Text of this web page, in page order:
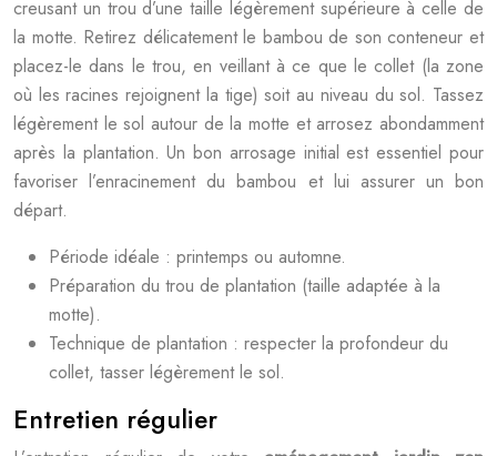
creusant un trou d’une taille légèrement supérieure à celle de
la motte. Retirez délicatement le bambou de son conteneur et
placez-le dans le trou, en veillant à ce que le collet (la zone
où les racines rejoignent la tige) soit au niveau du sol. Tassez
légèrement le sol autour de la motte et arrosez abondamment
après la plantation. Un bon arrosage initial est essentiel pour
favoriser l’enracinement du bambou et lui assurer un bon
départ.
Période idéale : printemps ou automne.
Préparation du trou de plantation (taille adaptée à la
motte).
Technique de plantation : respecter la profondeur du
collet, tasser légèrement le sol.
Entretien régulier